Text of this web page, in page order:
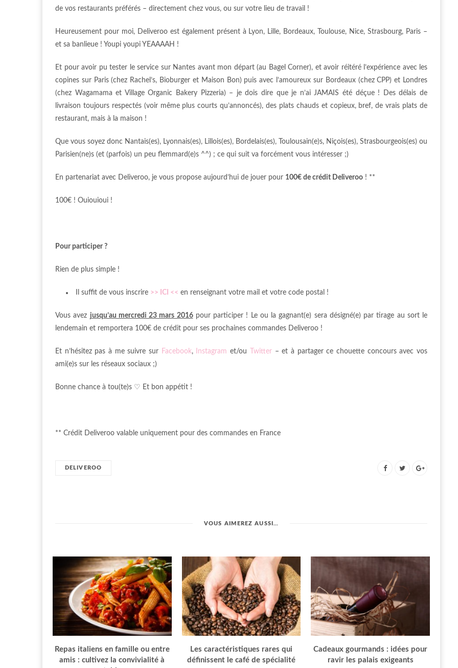
de vos restaurants préférés – directement chez vous, ou sur votre lieu de travail !
Heureusement pour moi, Deliveroo est également présent à Lyon, Lille, Bordeaux, Toulouse, Nice, Strasbourg, Paris –
et sa banlieue ! Youpi youpi YEAAAAH !
Et pour avoir pu tester le service sur Nantes avant mon départ (au Bagel Corner), et avoir réitéré l’expérience avec les
copines sur Paris (chez Rachel’s, Bioburger et Maison Bon) puis avec l’amoureux sur Bordeaux (chez CPP) et Londres
(chez Wagamama et Village Organic Bakery Pizzeria) – je dois dire que je n’ai JAMAIS été déçue ! Des délais de
livraison toujours respectés (voir même plus courts qu’annoncés), des plats chauds et copieux, bref, de vrais plats de
restaurant, mais à la maison !
Que vous soyez donc Nantais(es), Lyonnais(es), Lillois(es), Bordelais(es), Toulousain(e)s, Niçois(es), Strasbourgeois(es) ou
Parisien(ne)s (et (parfois) un peu flemmard(e)s ^^) ; ce qui suit va forcément vous intéresser ;)
En partenariat avec Deliveroo, je vous propose aujourd’hui de jouer pour 100€ de crédit Deliveroo ! **
100€ ! Ouiouioui !
Pour participer ?
Rien de plus simple !
Il suffit de vous inscrire >> ICI << en renseignant votre mail et votre code postal !
Vous avez jusqu’au mercredi 23 mars 2016pour participer ! Le ou la gagnant(e) sera désigné(e) par tirage au sort le
lendemain et remportera 100€ de crédit pour ses prochaines commandes Deliveroo !
Et n’hésitez pas à me suivre sur Facebook, Instagram et/ou Twitter– et à partager ce chouette concours avec vos
ami(e)s sur les réseaux sociaux ;)
Bonne chance à tou(te)s ♡ Et bon appétit !
** Crédit Deliveroo valable uniquement pour des commandes en France
DELIVEROO
VOUS AIMEREZ AUSSI…
Repas italiens en famille ou entre
amis : cultivez la convivialité à
Les caractéristiques rares qui
définissent le café de spécialité
Cadeaux gourmands : idées pour
ravir les palais exigeants